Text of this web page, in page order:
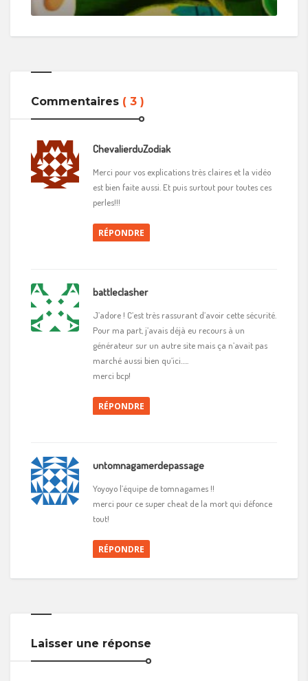
Commentaires ( 3 )
ChevalierduZodiak
Merci pour vos explications très claires et la vidéo
est bien faite aussi. Et puis surtout pour toutes ces
perles!!!
RÉPONDRE
battleclasher
J’adore ! C’est très rassurant d’avoir cette sécurité.
Pour ma part, j’avais déjà eu recours à un
générateur sur un autre site mais ça n’avait pas
marché aussi bien qu’ici…..
merci bcp!
RÉPONDRE
untomnagamerdepassage
Yoyoyo l’équipe de tomnagames !!
merci pour ce super cheat de la mort qui défonce
tout!
RÉPONDRE
Laisser une réponse